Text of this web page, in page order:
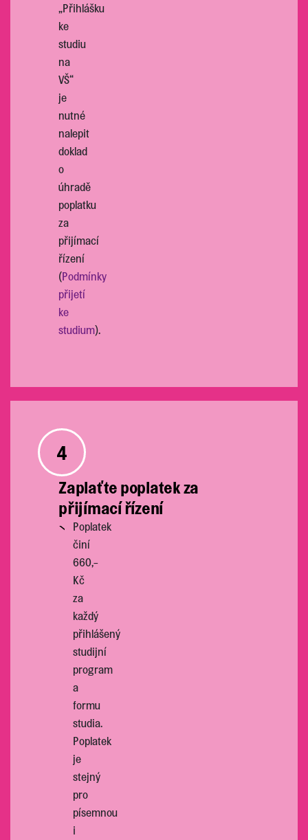
„Přihlášku
ke
studiu
na
VŠ“
je
nutné
nalepit
doklad
o
úhradě
poplatku
za
přijímací
řízení
(Podmínky
přijetí
ke
studium).
4
Zaplaťte poplatek za
přijímací řízení
Poplatek
činí
660,-
Kč
za
každý
přihlášený
studijní
program
a
formu
studia.
Poplatek
je
stejný
pro
písemnou
i